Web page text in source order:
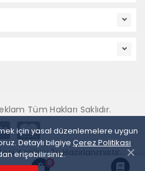
0
için yasal düzenlemelere uygun
Detaylı bilgiye Çerez Politikası
erişebilirsiniz.
Tüm Hakları Saklıdır.
Yazılımı İle Hazırlanmıştır.